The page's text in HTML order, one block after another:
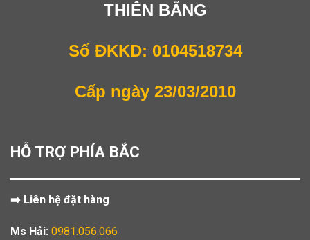
THIÊN BẰNG
Số ĐKKD: 0104518734
Cấp ngày 23/03/2010
HỖ TRỢ PHÍA BẮC
➡️ Liên hệ đặt hàng
Ms Hải: 0981.056.066